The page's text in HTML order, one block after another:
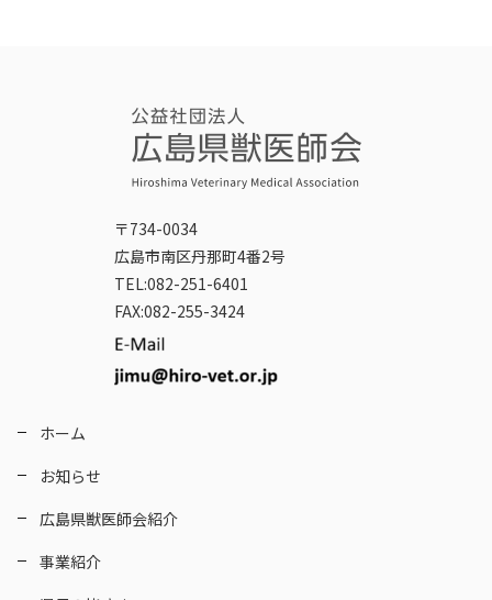
〒734-0034
広島市南区丹那町4番2号
TEL:082-251-6401
FAX:082-255-3424
ホーム
お知らせ
広島県獣医師会紹介
事業紹介